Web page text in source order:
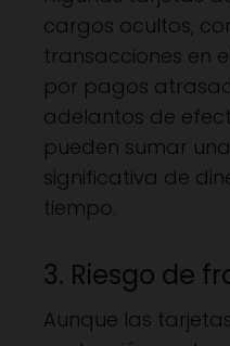
cargos ocultos,
transacciones en
por pagos
adelantos de
pueden sumar
significativa de
tiempo.
3. Riesgo de
Aunque las